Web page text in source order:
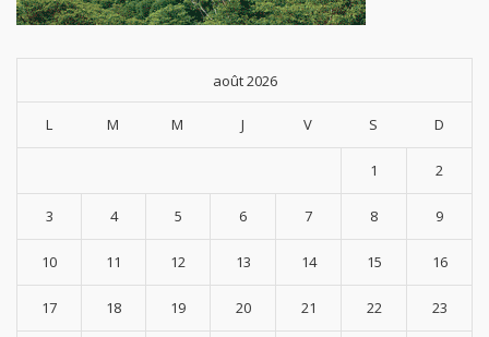
août 2026
L M M J V S D
1 2
3 4 5 6 7 8 9
10 11 12 13 14 15 16
17 18 19 20 21 22 23